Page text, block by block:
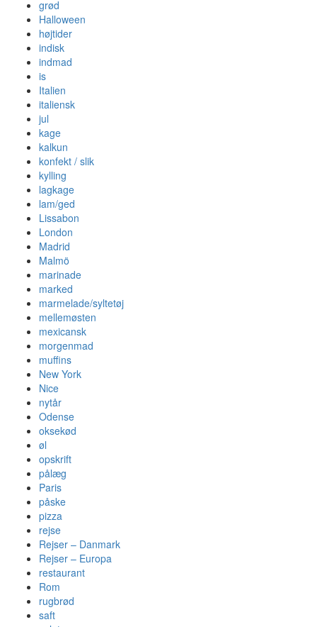
grød
Halloween
højtider
indisk
indmad
is
Italien
italiensk
jul
kage
kalkun
konfekt / slik
kylling
lagkage
lam/ged
Lissabon
London
Madrid
Malmö
marinade
marked
marmelade/syltetøj
mellemøsten
mexicansk
morgenmad
muffins
New York
Nice
nytår
Odense
oksekød
øl
opskrift
pålæg
Paris
påske
pizza
rejse
Rejser – Danmark
Rejser – Europa
restaurant
Rom
rugbrød
saft